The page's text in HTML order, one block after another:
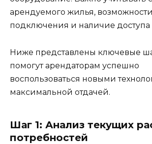
арендуемого жилья, возможности
подключения и наличие доступа
Ниже представлены ключевые
помогут арендаторам успешно
воспользоваться новыми
максимальной отдачей.
Шаг 1: Анализ текущих
потребностей